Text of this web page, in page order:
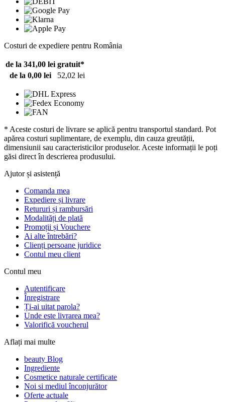
Costuri de expediere pentru România
de la 341,00 lei gratuit*
de la 0,00 lei
52,02 lei
* Aceste costuri de livrare se aplică pentru transportul standard. Pot
apărea costuri suplimentare, de exemplu, din cauza greutății,
dimensiunii sau caracteristicilor produselor. Aceste informații le poți
găsi direct în descrierea produsului.
Ajutor și asistență
Comanda mea
Expediere și livrare
Retururi și rambursări
Modalități de plată
Promoții și Vouchere
Ai alte întrebări?
Clienți persoane juridice
Contul meu client
Contul meu
Autentificare
Înregistrare
Ți-ai uitat parola?
Unde este livrarea mea?
Valorifică voucherul
Aflați mai multe
beauty Blog
Ingrediente
Cosmetice naturale certificate
Noi si mediul înconjurător
Oferte actuale